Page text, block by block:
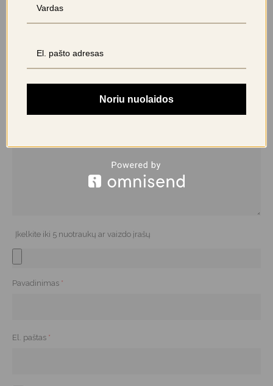
PARAŠYTI ATSILIEPIMĄ
Jūsų įvertinimas
Įkelkite iki 5 nuotraukų ar vaizdo įrašų
Pavadinimas *
El. paštas *
Noriu nuolaidos